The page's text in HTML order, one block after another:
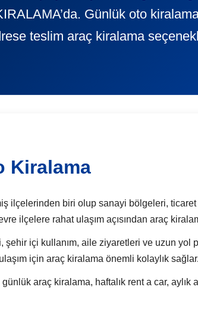
Günlük oto
teslim araç kiralama
Kiralama
ilçelerinden biri olup sanayi bölgeleri,
ilçelere rahat ulaşım açısından araç
içi kullanım, aile ziyaretleri ve uzun yol
için araç kiralama önemli kolaylık sağlar.
araç kiralama, haftalık rent a car,